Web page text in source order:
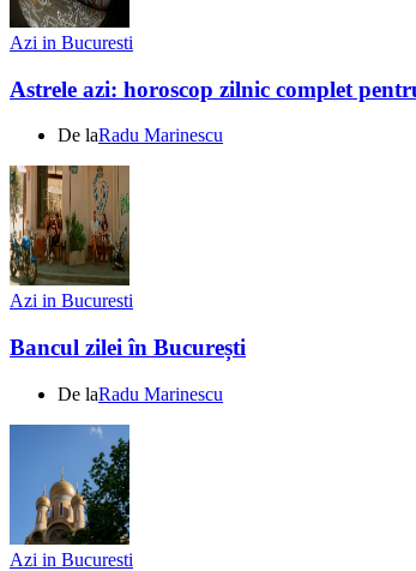
Azi in Bucuresti
Astrele azi: horoscop zilnic complet
De laRadu Marinescu
Azi in Bucuresti
Bancul zilei în București
De laRadu Marinescu
Azi in Bucuresti